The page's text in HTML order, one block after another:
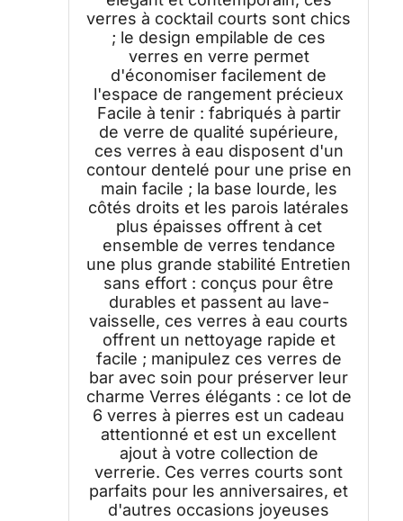
verres à cocktail courts sont chics
; le design empilable de ces
verres en verre permet
d'économiser facilement de
l'espace de rangement précieux
Facile à tenir : fabriqués à partir
de verre de qualité supérieure,
ces verres à eau disposent d'un
contour dentelé pour une prise en
main facile ; la base lourde, les
côtés droits et les parois latérales
plus épaisses offrent à cet
ensemble de verres tendance
une plus grande stabilité Entretien
sans effort : conçus pour être
durables et passent au lave-
vaisselle, ces verres à eau courts
offrent un nettoyage rapide et
facile ; manipulez ces verres de
bar avec soin pour préserver leur
charme Verres élégants : ce lot de
6 verres à pierres est un cadeau
attentionné et est un excellent
ajout à votre collection de
verrerie. Ces verres courts sont
parfaits pour les anniversaires, et
d'autres occasions joyeuses